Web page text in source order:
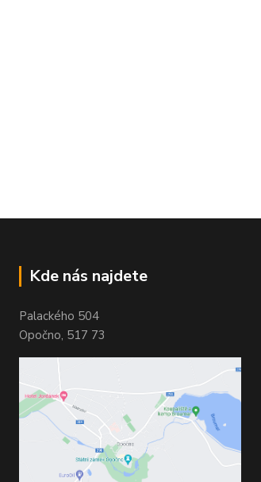
Kde nás najdete
Palackého 504
Opočno, 517 73